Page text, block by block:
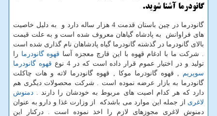
گانودرما آشنا شوید.
گانودرما در چین باستان قدمت 4 هزار ساله دارد و به دلیل خاصیت
های فراوانش به پادشاه گیاهان معروف شده است و به علت قیمت
بالای گانودرما در گذشته گانودرما گیاه پادشاهان نام گذاری شده است
. شرکت ما با ادغام قهوه با این قارچ معجزه آسا قهوه گانودرما را
تولید و در اختیار عموم قرار داده است که در 4 نوع
قهوه گانودرما
سوپریم
, قهوه گانودرما موکا , قهوه گانودرما لاته و هات چاکلت
گانودرما به بازار عرضه نموده است . شرکت محصولات دیگری هم
دارد که هر کدام اصیت های مربوط به خودشان را دارند . دمنوش
لاغری از جمله این موارد می باشدکه از وزارت غذا و دارو به عنوان
دمنوش لاغری مجوزهای لازم را اخذ نموده است . درکنار این